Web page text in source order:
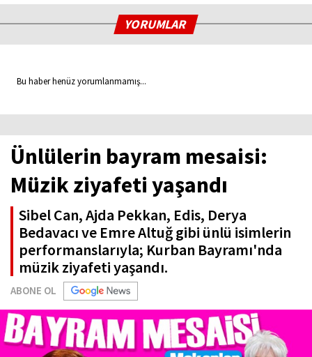
YORUMLAR
Bu haber henüz yorumlanmamış...
Ünlülerin bayram mesaisi:
Müzik ziyafeti yaşandı
Sibel Can, Ajda Pekkan, Edis, Derya
Bedavacı ve Emre Altuğ gibi ünlü isimlerin
performanslarıyla; Kurban Bayramı'nda
müzik ziyafeti yaşandı.
ABONE OL